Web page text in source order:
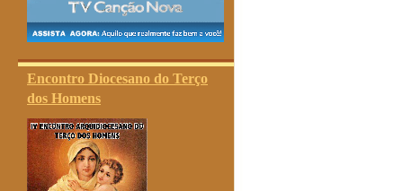
Encontro Diocesano do Terço
dos Homens